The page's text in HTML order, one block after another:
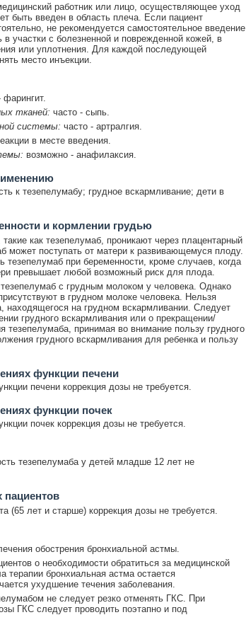
работник или лицо, осуществляющее уход
быть введен в область плеча. Если пациент
не рекомендуется самостоятельное введение
в участки с болезненной и поврежденной кожей, в
или уплотнения. Для каждой последующей
место инъекции.
фарингит.
тканей: часто - сыпь.
системы: часто - артралгия.
в месте введения.
возможно - анафилаксия.
к тезепелумабу; грудное вскармливание; дети в
и кормлении грудью
как тезепелумаб, проникают через плацентарный
может поступать от матери к развивающемуся плоду.
тезепелумаб при беременности, кроме случаев, когда
превышает любой возможный риск для плода.
с грудным молоком у человека. Однако
в грудном молоке человека. Нельзя
находящегося на грудном вскармливании. Следует
грудного вскармливания или о прекращении/
тезепелумаба, принимая во внимание пользу грудного
грудного вскармливания для ребенка и пользу
функции печени
печени коррекция дозы не требуется.
функции почек
почек коррекция дозы не требуется.
тезепелумаба у детей младше 12 лет не
(65 лет и старше) коррекция дозы не требуется.
обострения бронхиальной астмы.
о необходимости обратиться за медицинской
бронхиальная астма остается
ухудшение течения заболевания.
не следует резко отменять ГКС. При
ГКС следует проводить поэтапно и под